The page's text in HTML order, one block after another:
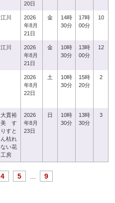
20日
江川
2026
年8月
21日
金
14時
30分
17時
00分
10
江川
2026
年8月
21日
金
10時
30分
13時
00分
12
2026
年8月
22日
土
10時
30分
15時
20分
2
大貫裕
美 す
りすと
ん枯れ
ない花
工房
2026
年8月
23日
日
10時
30分
13時
30分
3
4 5 9